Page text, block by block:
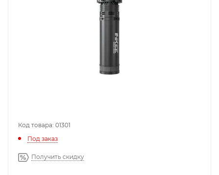
Код товара: 01301
Под заказ
Получить скидку